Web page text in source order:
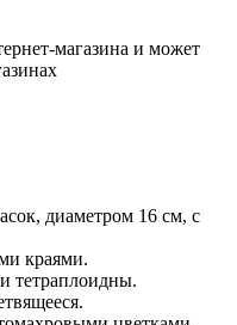
магазина и может
диаметром 16 см, с
краями.
тетраплоидны.